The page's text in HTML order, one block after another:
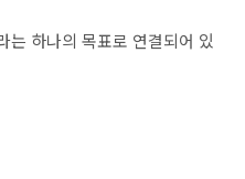
는 하나의 목표로 연결되어 있